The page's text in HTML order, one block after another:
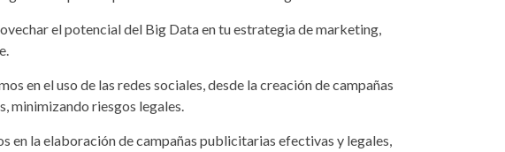
el potencial del Big Data en tu estrategia de marketing,
en el uso de las redes sociales, desde la creación de campañas
minimizando riesgos legales.
en la elaboración de campañas publicitarias efectivas y legales,